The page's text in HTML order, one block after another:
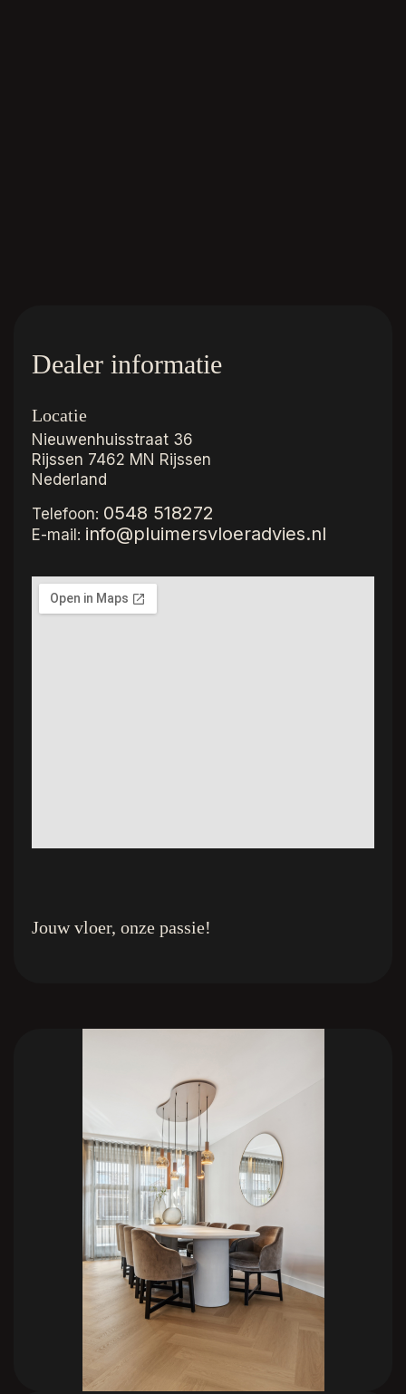
Dealer informatie
Locatie
Nieuwenhuisstraat 36
Rijssen 7462 MN Rijssen
Nederland
Telefoon: 0548 518272
E-mail: info@pluimersvloeradvies.nl
Jouw vloer, onze passie!